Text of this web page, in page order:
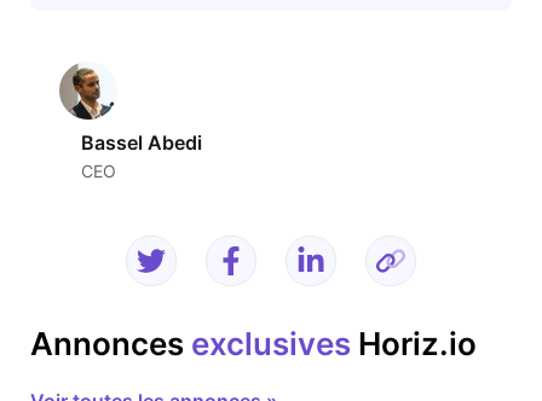
Bassel Abedi
CEO
Annonces exclusives Horiz.io